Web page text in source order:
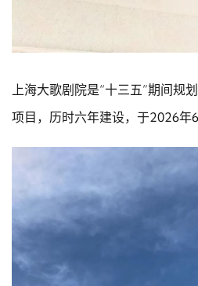
上海大歌剧院是“十三五”期间规
项目，历时六年建设，于2026年6